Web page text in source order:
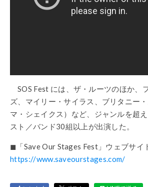
SOS Fest には、ザ・ルーツのほか、
ズ、マイリー・サイラス、ブリタニー
マ・シェイクス）など、ジャンルを超
スト／バンド30組以上が出演した。
◼︎「Save Our Stages Fest」ウェブサイ
https://www.saveourstages.com/